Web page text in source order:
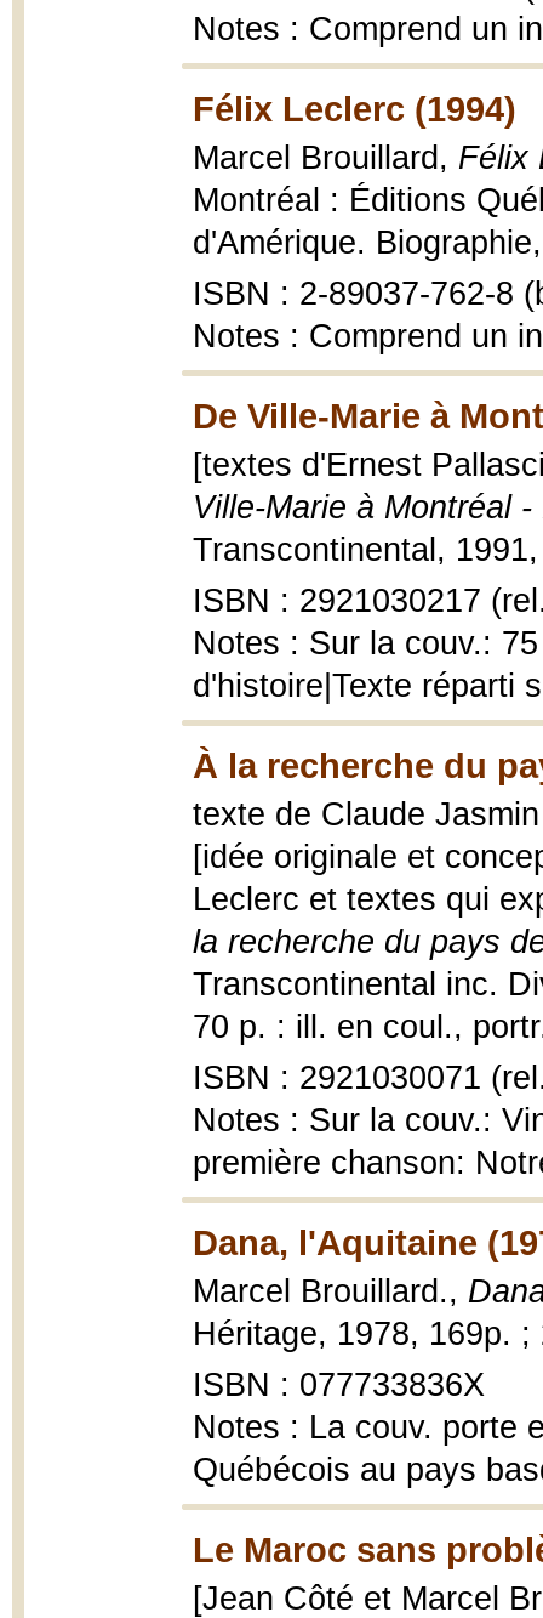
Notes : Comprend un
Félix Leclerc (1994)
Marcel Brouillard, Félix
Montréal : Éditions
d'Amérique.
ISBN : 2-89037-762-8
Notes : Comprend un
De Ville-Marie à
[textes d'Ernest
Ville-Marie à Montréal
Transcontinental,
ISBN : 2921030217
Notes : Sur la couv.:
d'histoire|Texte réparti
À la recherche du
texte de Claude
[idée originale et
Leclerc et textes qui
la recherche du pays
Transcontinental inc.
70 p. : ill. en coul.,
ISBN : 2921030071
Notes : Sur la couv.:
première chanson:
Dana, l'Aquitaine
Marcel Brouillard.,
Héritage, 1978, 169p. ;
ISBN : 077733836X
Notes : La couv. porte
Québécois au pays
Le Maroc sans
[Jean Côté et Marcel